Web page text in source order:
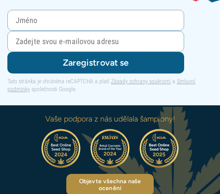
Zaregistrovat se
Tato stránka je chráněna reCAPTCHA a platí Zásady ochrany soukromí a Smluvní
podmínky společnosti Google.
Vaše podpora z nás udělala šampiony!
Objevte všechna naše
ocenění